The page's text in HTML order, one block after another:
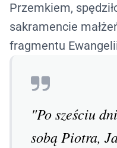
Przemkiem,
sakramencie
fragmentu
"Po sześciu
sobą Piotra,